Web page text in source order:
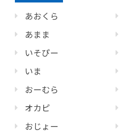
あおくら
あまま
いそぴー
いま
おーむら
オカピ
おじょー